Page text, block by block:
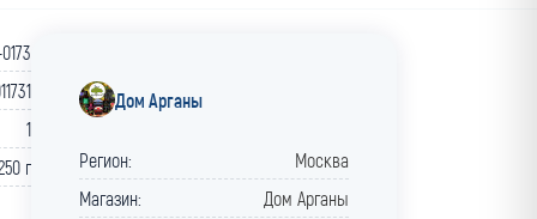
1
г
Дом Арганы
Регион:
Москва
Магазин:
Дом Арганы